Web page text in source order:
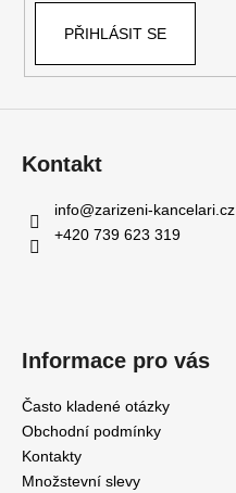
PŘIHLÁSIT SE
Kontakt
info@zarizeni-kancelari.cz
+420 739 623 319
Informace pro vás
Často kladené otázky
Obchodní podmínky
Kontakty
Množstevní slevy